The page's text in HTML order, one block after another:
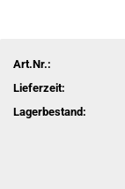
Art.Nr.:
Lieferzeit:
Lagerbestand: